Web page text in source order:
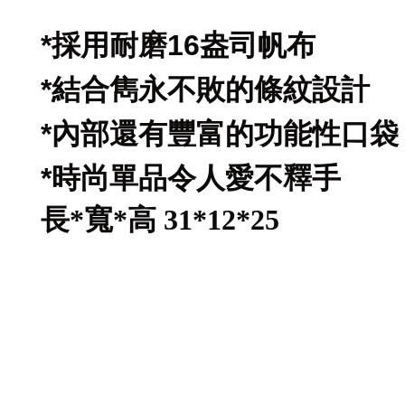
*採用耐磨16盎司帆布
*結合雋永不敗的條紋設計
*內部還有豐富的功能性口袋
*時尚單品令人愛不釋手
長*寬*高 31*12*25